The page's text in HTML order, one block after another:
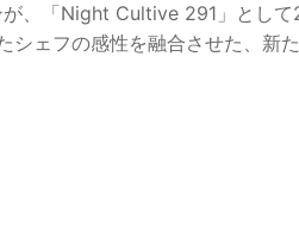
が、「Night Cultive 291」とし
シェフの感性を融合させた、新